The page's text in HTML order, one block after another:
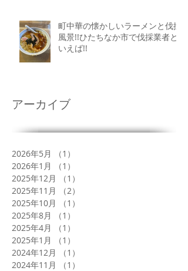
アーカイブ
町中華の懐かしいラーメンと伐採
風景!!ひたちなか市で伐採業者と
いえば!!
2026年5月 （1）
2026年1月
（1）
2025年12月
（1）
2025年11月
（2）
2025年10月
（1）
2025年8月
（1）
2025年4月
（1）
2025年1月
（1）
2024年12月
（1）
2024年11月
（1）